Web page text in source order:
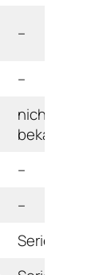
–
–
nicht
bekannt
–
–
Serie